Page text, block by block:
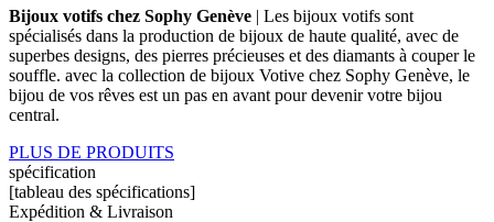
Bijoux votifs chez Sophy Genève | Les bijoux votifs sont
spécialisés dans la production de bijoux de haute qualité, avec de
superbes designs, des pierres précieuses et des diamants à couper le
souffle. avec la collection de bijoux Votive chez Sophy Genève, le
bijou de vos rêves est un pas en avant pour devenir votre bijou
central.
PLUS DE PRODUITS
spécification
[tableau des spécifications]
Expédition & Livraison